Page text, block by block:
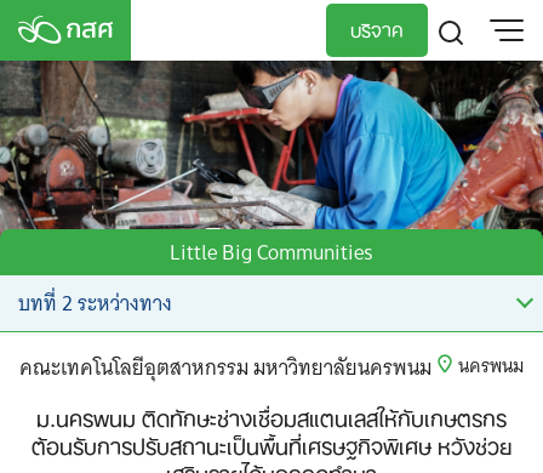
Skip
content
บริจาค
TH
EN
Little Big Communities
คณะเทคโนโลยีอุตสาหกรรม มหาวิทยาลัยนครพนม นครพนม
ม.นครพนม ติดทักษะช่างเชื่อมสแตนเลสให้กับเกษตรกร
ต้อนรับการปรับสถานะเป็นพื้นที่เศรษฐกิจพิเศษ หวังช่วย